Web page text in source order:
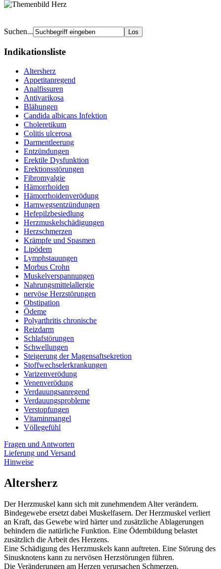
Suchen...
Indikationsliste
Altersherz
Appetitanregend
Analfissuren
Antivarikosa
Blähungen
Candida albicans Infektion
Choleretikum
Colitis ulcerosa
Darmentleerung
Entzündungen
Erektile Dysfunktion
Erektionsstörungen
Fibromyalgie
Hämorrhoiden
Hämorrhoidenverödung
Harnwegsentzündungen
Hefepilzbesiedlung
Herzmuskelschädigungen
Herzschmerzen
Krämpfe und Spasmen
Lipödem
Lymphstauungen
Morbus Crohn
Muskelverspannungen
Nahrungsmittelallergie
nervöse Herzstörungen
Obstipation
Ödeme
Polyarthritis chronische
Reizdarm
Schlafstörungen
Schwellungen
Steigerung der Magensaftsekretion
Stoffwechselerkrankungen
Varizenverödung
Venenverödung
Verdauungsanregend
Verdauungsprobleme
Verstopfungen
Vitaminmangel
Völlegefühl
Fragen und Antworten
Lieferung und Versand
Hinweise
Altersherz
Der Herzmuskel kann sich mit zunehmendem Alter verändern.
Bindegewebe ersetzt dabei Muskelfasern. Der Herzmuskel verliert
an Kraft, das Gewebe wird härter und zusätzliche Ablagerungen
behindern die natürliche Funktion. Eine Ödembildung belastet
zusätzlich die Arbeit des Herzens.
Eine Schädigung des Herzmuskels kann auftreten. Eine Störung des
Sinusknotens kann zu nervösen Herzstörungen führen.
Die Veränderungen am Herzen verursachen Schmerzen.